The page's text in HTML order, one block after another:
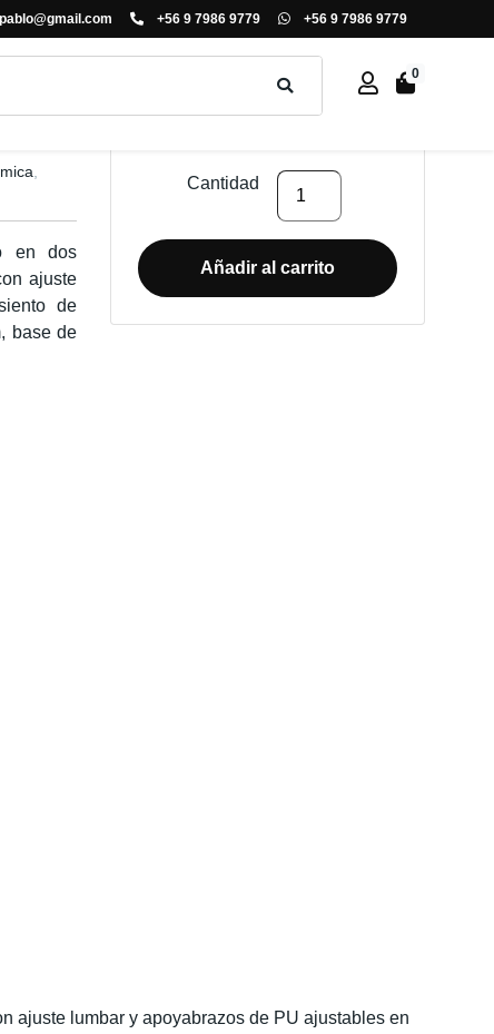
+56 9 7986 9779 +56 9 7986 9779
0
en dos
ajuste
de
base de
Cantidad
SILLA
OFICINA
DOT
Añadir al carrito
ajuste lumbar y apoyabrazos de PU ajustables en